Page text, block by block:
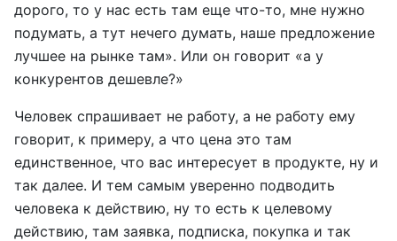
дорого, то у нас есть там еще что-то, мне нужно
подумать, а тут нечего думать, наше предложение
лучшее на рынке там». Или он говорит «а у
конкурентов дешевле?»
Человек спрашивает не работу, а не работу ему
говорит, к примеру, а что цена это там
единственное, что вас интересует в продукте, ну и
так далее. И тем самым уверенно подводить
человека к действию, ну то есть к целевому
действию, там заявка, подписка, покупка и так